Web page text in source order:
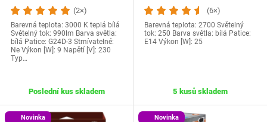
(2×)
Barevná teplota: 3000 K teplá bílá
Světelný tok: 990lm Barva světla:
bílá Patice: G24D-3 Stmívatelné:
Ne Výkon [W]: 9 Napětí [V]: 230
Typ…
Poslední kus skladem
(6×)
Barevná teplota: 2700 Světelný
tok: 250 Barva světla: bílá Patice:
E14 Výkon [W]: 25
5 kusů skladem
Novinka Novinka